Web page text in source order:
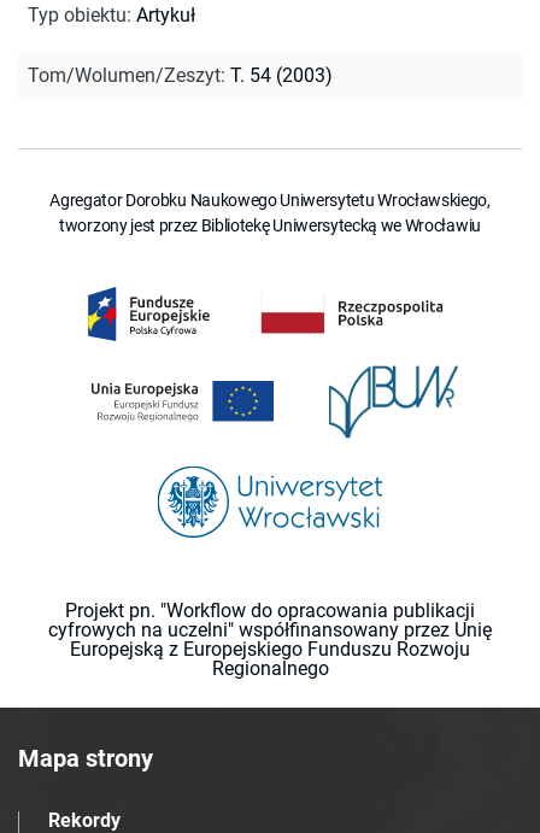
Typ obiektu: Artykuł
Tom/Wolumen/Zeszyt: T. 54 (2003)
Agregator Dorobku Naukowego Uniwersytetu Wrocławskiego,
tworzony jest przez Bibliotekę Uniwersytecką we Wrocławiu
Projekt pn. "Workflow do opracowania publikacji
cyfrowych na uczelni" współfinansowany przez Unię
Europejską z Europejskiego Funduszu Rozwoju
Regionalnego
Mapa strony
Rekordy